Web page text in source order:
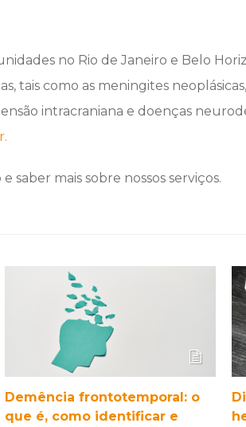
no Rio de Janeiro e Belo
tais como as meningites
intracraniana e doenças
saber mais sobre nossos serviços.
Demência frontotemporal: o
que é, como identificar e